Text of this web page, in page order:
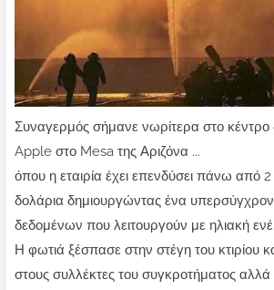
Συναγερμός σήμανε νωρίτερα στο
Apple στο Mesa της Αριζόνα ...
όπου η εταιρία έχει επενδύσει πάνω από 2
δολάρια δημιουργώντας ένα
δεδομένων που λειτουργούν με ηλιακή
Η φωτιά ξέσπασε στην στέγη του κτιρίου
στους συλλέκτες του συγκροτήματος